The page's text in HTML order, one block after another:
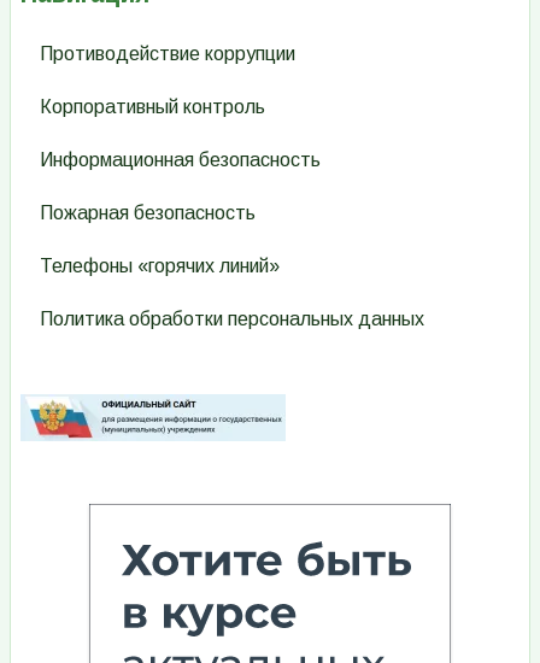
Противодействие коррупции
Корпоративный контроль
Информационная безопасность
Пожарная безопасность
Телефоны «горячих линий»
Политика обработки персональных данных
Изображение